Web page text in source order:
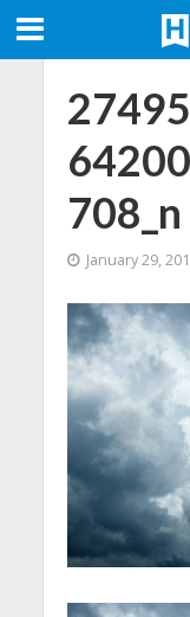
708_n
January 29,